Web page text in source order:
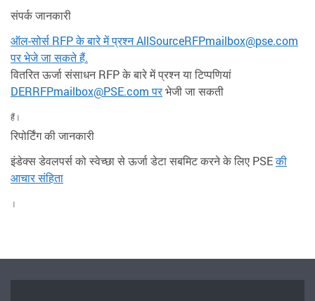
संपर्क जानकारी
ऑल-सोर्स RFP के बारे में प्रश्न AllSourceRFPmailbox@pse.com
पर भेजे जा सकते हैं.
वितरित ऊर्जा संसाधन RFP के बारे में प्रश्न या टिप्पणियां
DERRFPmailbox@PSE.com परभेजी जा सकती
हैं।
रिपोर्टिंग की जानकारी
इंडेक्स डेवलपर्स को स्वेच्छा से ऊर्जा डेटा सबमिट करने के लिए PSEकी
आचार संहिता
।